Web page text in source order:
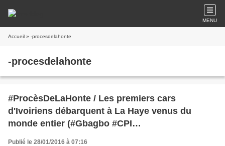
MENU
Accueil » -procesdelahonte
-procesdelahonte
#ProcèsDeLaHonte / Les premiers cars
d'Ivoiriens débarquent à La Haye venus du
monde entier (#Gbagbo #CPI
#100Commentaires)
Publié le 28/01/2016 à 07:16